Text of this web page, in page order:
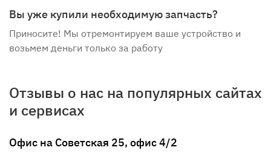
Вы уже купили необходимую запчасть?
Приносите! Мы отремонтируем ваше устройство и
возьмем деньги только за работу
Отзывы о нас на популярных сайтах
и сервисах
Офис на Советская 25, офис 4/2